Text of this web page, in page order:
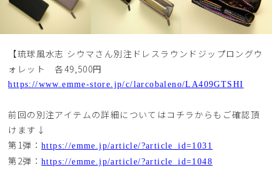
【琉球風水志 シウマさん別注ドレスラウンドジップロングウ
ォレット 各49,500円
https://www.emme-store.jp/c/larcobaleno/LA409GTSHI
前回の別注アイテムの詳細についてはコチラからもご確認頂
けます↓
第1弾：https://emme.jp/article/?article_id=1031
第2弾：https://emme.jp/article/?article_id=1048